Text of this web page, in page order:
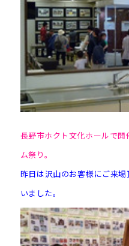
長野市ホクト文化ホールで
ム祭り。
昨日は沢山のお客様にご来
いました。